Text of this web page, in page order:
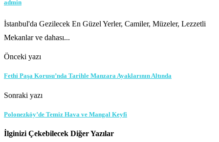
admin
İstanbul'da Gezilecek En Güzel Yerler, Camiler, Müzeler, Lezzetli
Mekanlar ve dahası...
Önceki yazı
Fethi Paşa Korusu’nda Tarihle Manzara Ayaklarının Altında
Sonraki yazı
Polonezköy’de Temiz Hava ve Mangal Keyfi
İlginizi Çekebilecek Diğer Yazılar